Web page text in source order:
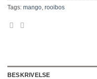
Tags: mango rooibos
BESKRIVELSE